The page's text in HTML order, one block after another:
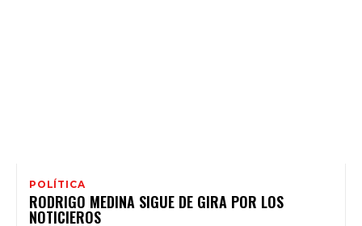
POLÍTICA
RODRIGO MEDINA SIGUE DE GIRA POR LOS
NOTICIEROS